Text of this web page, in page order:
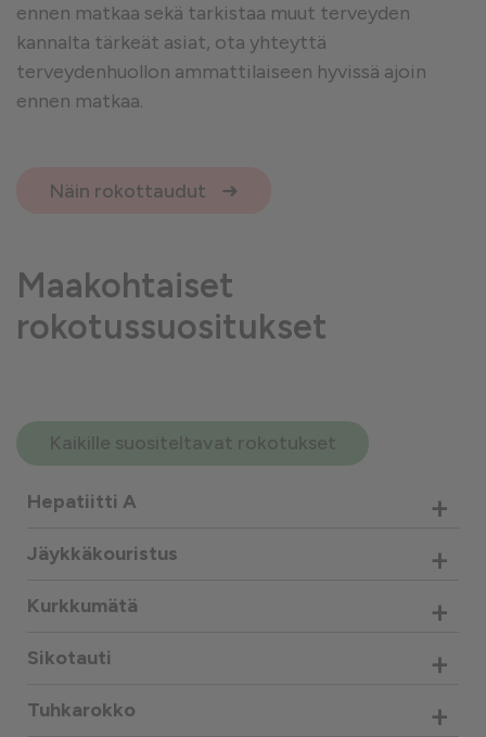
ennen matkaa sekä tarkistaa muut terveyden
kannalta tärkeät asiat, ota yhteyttä
terveydenhuollon ammattilaiseen hyvissä ajoin
ennen matkaa.
Näin rokottaudut
Maakohtaiset
rokotussuositukset
Kaikille suositeltavat rokotukset
Hepatiitti A +
Jäykkäkouristus +
Kurkkumätä +
Sikotauti +
Tuhkarokko +